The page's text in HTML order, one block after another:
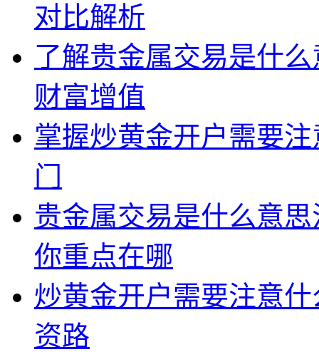
对比解析
了解贵金属交易是什
财富增值
掌握炒黄金开户需要
门
贵金属交易是什么意
你重点在哪
炒黄金开户需要注意
资路